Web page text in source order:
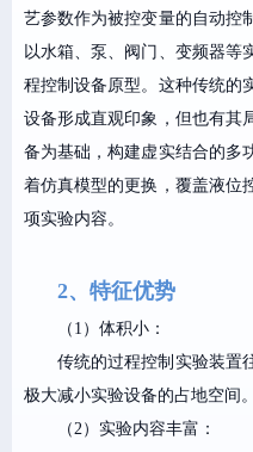
艺参数作为被控变量的自动控
以水箱、泵、阀门、变频器等
程控制设备原型。这种传统的
设备形成直观印象，但也有其
备为基础，构建虚实结合的多
着仿真模型的更换，覆盖液位
项实验内容。
2、特征优势
（1）体积小：
传统的过程控制实验装置
极大减小实验设备的占地空间。
（2）实验内容丰富：